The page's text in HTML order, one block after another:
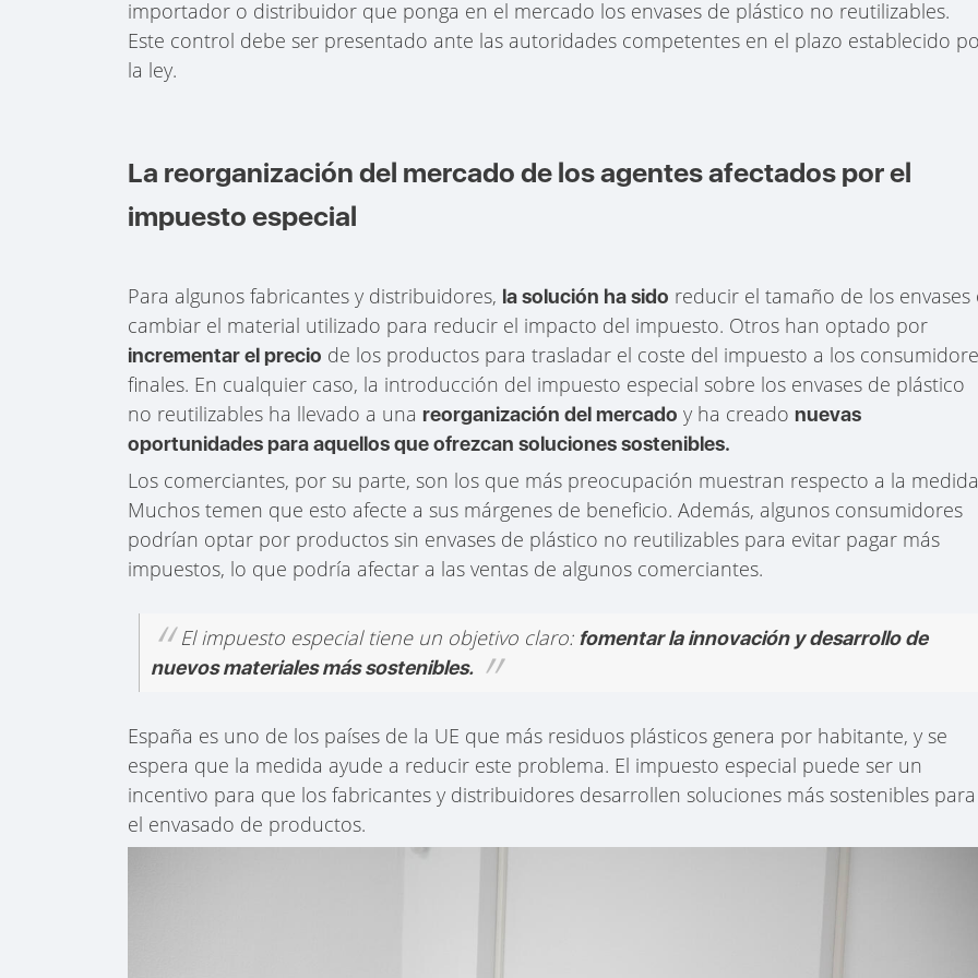
importador o distribuidor que ponga en el mercado los envases de plástico no reutilizables.
Este control debe ser presentado ante las autoridades competentes en el plazo establecido
la ley.
La reorganización del mercado de los agentes afectados por el
impuesto especial
Para algunos fabricantes y distribuidores, la solución ha sido reducir el tamaño de los envases
cambiar el material utilizado para reducir el impacto del impuesto. Otros han optado por
incrementar el precio de los productos para trasladar el coste del impuesto a los
finales. En cualquier caso, la introducción del impuesto especial sobre los envases de plástico
no reutilizables ha llevado a unareorganización del mercado y ha creadonuevas
oportunidades para aquellos que ofrezcan soluciones sostenibles.
Los comerciantes, por su parte, son los que más preocupación muestran respecto a la
Muchos temen que esto afecte a sus márgenes de beneficio. Además, algunos consumidores
podrían optar por productos sin envases de plástico no reutilizables para evitar pagar más
impuestos, lo que podría afectar a las ventas de algunos comerciantes.
El impuesto especial tiene un objetivo claro: fomentar la innovación y desarrollo de
nuevos materiales más sostenibles.
España es uno de los países de la UE que más residuos plásticos genera por habitante, y se
espera que la medida ayude a reducir este problema. El impuesto especial puede ser un
incentivo para que los fabricantes y distribuidores desarrollen soluciones más sostenibles para
el envasado de productos.